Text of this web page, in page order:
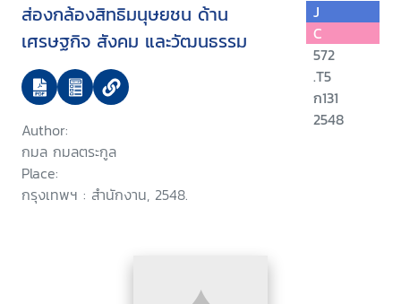
ส่องกล้องสิทธิมนุษยชน ด้าน
เศรษฐกิจ สังคม และวัฒนธรรม
Author:
กมล กมลตระกูล
Place:
กรุงเทพฯ : สำนักงาน, 2548.
J
C
572
.T5
ก131
2548